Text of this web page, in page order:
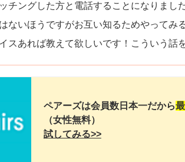
チングした方と電話することになりまし
ないほうですがお互い知るためやってみ
スあれば教えて欲しいです！こういう話
ペアーズは会員数日本一だから
（女性無料）
試してみる>>